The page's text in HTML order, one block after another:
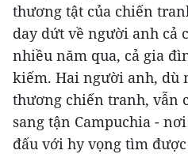
thương tật của chiến
day dứt về người anh cả
nhiều năm qua, cả gia
kiếm. Hai người anh, dù
thương chiến tranh, vẫn
sang tận Campuchia -
đấu với hy vọng tìm